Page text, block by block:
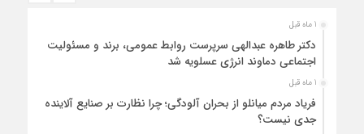
1 ماه قبل
دکتر طاهره عبدالهی سرپرست روابط عمومی، برند و مسئولیت
اجتماعی دماوند انرژی عسلویه شد
1 ماه قبل
فریاد مردم میانلو از بحران آلودگی؛ چرا نظارت بر صنایع آلاینده
جدی نیست؟